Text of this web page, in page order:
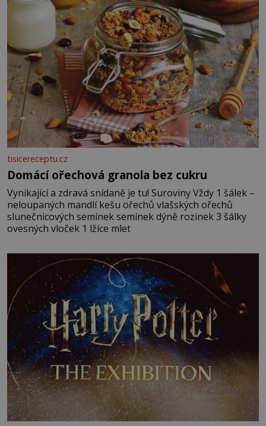
vmíchejte mascarpone, aby vznikl hladký
tisicereceptu.cz
Domácí ořechová granola bez cukru
Vynikající a zdravá snídaně je tu! Suroviny Vždy 1 šálek –
neloupaných mandlí kešu ořechů vlašských ořechů
slunečnicových semínek semínek dýně rozinek 3 šálky
ovesných vloček 1 lžíce mlet